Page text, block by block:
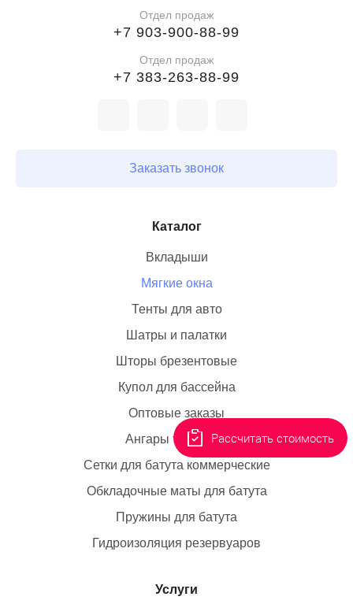
Каталог
Вкладыши
Мягкие окна
Тенты для авто
Шатры и палатки
Шторы брезентовые
Купол для бассейна
Оптовые заказы
Ангары тентовые
Сетки для батута коммерческие
Обкладочные маты для батута
Пружины для батута
Гидроизоляция резервуаров
Услуги
Отдел продаж
+7 903-900-88-99
Отдел продаж
+7 383-263-88-99
Заказать звонок
Рассчитать стоимость